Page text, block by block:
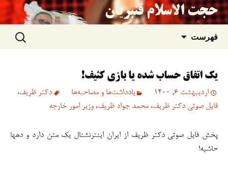
حجت الاسلام قنبریان
فهرست
نوشته‌ها
جستجو
برای:
یک اتفاق حساب شده یا بازی کثیف!
اردیبهشت 6, 1400 یادداشت‌ها و مصاحبه‌ها دکتر ظریف،
فایل صوتی دکتر ظریف، محمد جواد ظریف، وزیر امور خارجه
پخش فایل صوتی دکتر ظریف از ایران اینترنشنال یک متن دارد و دهها
حاشیه!